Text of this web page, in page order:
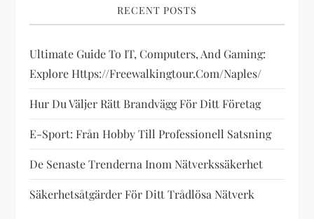
i
g
a
t
i
o
RECENT POSTS
Ultimate Guide To IT, Computers, And Gaming:
Explore Https://freewalkingtour.com/naples/
Hur Du Väljer Rätt Brandvägg För Ditt Företag
E-Sport: Från Hobby Till Professionell Satsning
De Senaste Trenderna Inom Nätverkssäkerhet
Säkerhetsåtgärder För Ditt Trådlösa Nätverk